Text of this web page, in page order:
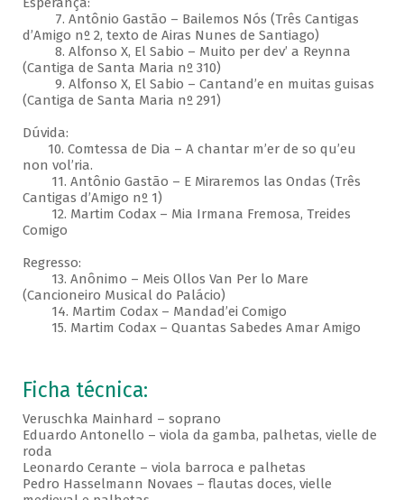
7. Antônio Gastão – Bailemos Nós (Três Cantigas
d’Amigo nº 2, texto de Airas Nunes de Santiago)
8. Alfonso X, El Sabio – Muito per dev’ a Reynna
(Cantiga de Santa Maria nº 310)
9. Alfonso X, El Sabio – Cantand’e en muitas guisas
(Cantiga de Santa Maria nº 291)
Dúvida:
10. Comtessa de Dia – A chantar m’er de so qu’eu
non vol’ria.
11. Antônio Gastão – E Miraremos las Ondas (Três
Cantigas d’Amigo nº 1)
12. Martim Codax – Mia Irmana Fremosa, Treides
Comigo
Regresso:
13. Anônimo – Meis Ollos Van Per lo Mare
(Cancioneiro Musical do Palácio)
14. Martim Codax – Mandad’ei Comigo
15. Martim Codax – Quantas Sabedes Amar Amigo
Ficha técnica:
Veruschka Mainhard – soprano
Eduardo Antonello – viola da gamba, palhetas, vielle de
roda
Leonardo Cerante – viola barroca e palhetas
Pedro Hasselmann Novaes – flautas doces, vielle